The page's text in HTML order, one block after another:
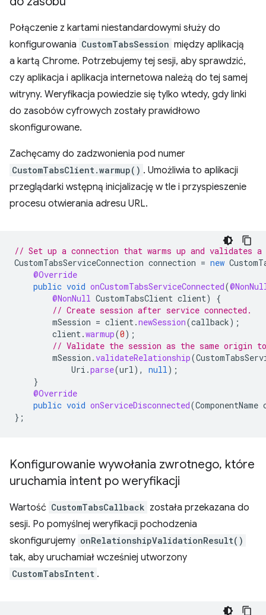
Połączenie z kartami niestandardowymi służy do
konfigurowania CustomTabsSession między aplikacją
a kartą Chrome. Potrzebujemy tej sesji, aby sprawdzić,
czy aplikacja i aplikacja internetowa należą do tej samej
witryny. Weryfikacja powiedzie się tylko wtedy, gdy linki
do zasobów cyfrowych zostały prawidłowo
skonfigurowane.
Zachęcamy do zadzwonienia pod numer
CustomTabsClient.warmup() . Umożliwia to aplikacji
przeglądarki wstępną inicjalizację w tle i przyspieszenie
procesu otwierania adresu URL.
// Set up a connection that warms up and validates a
CustomTabsServiceConnection connection = new
@Override
public void onCustomTabsServiceConnected(
@NonNull CustomTabsClient client)
{
// Create session after service connected.
mSession = client.newSession(callback);
client.warmup(0);
// Validate the session as the same origin
mSession .validateRelationship(
Uri .parse(url), null);
}
@Override
public void onServiceDisconnected(ComponentName
};
Konfigurowanie wywołania zwrotnego, które
uruchamia intent po weryfikacji
Wartość CustomTabsCallback została przekazana do
sesji. Po pomyślnej weryfikacji pochodzenia
skonfigurujemy onRelationshipValidationResult()
tak, aby uruchamiał wcześniej utworzony
CustomTabsIntent .